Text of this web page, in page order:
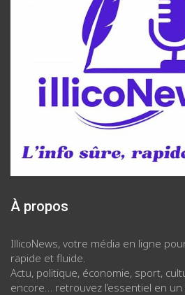
À propos
IllicoNews, votre média en ligne
rapide et fluide.
Actu, politique, économie, sport,
encore… retrouvez l’essentiel en un